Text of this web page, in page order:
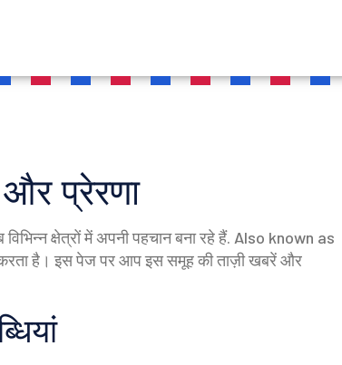
प्रेरणा
क्षेत्रों में अपनी पहचान बना रहे हैं. Also known as
है। इस पेज पर आप इस समूह की ताज़ी खबरें और